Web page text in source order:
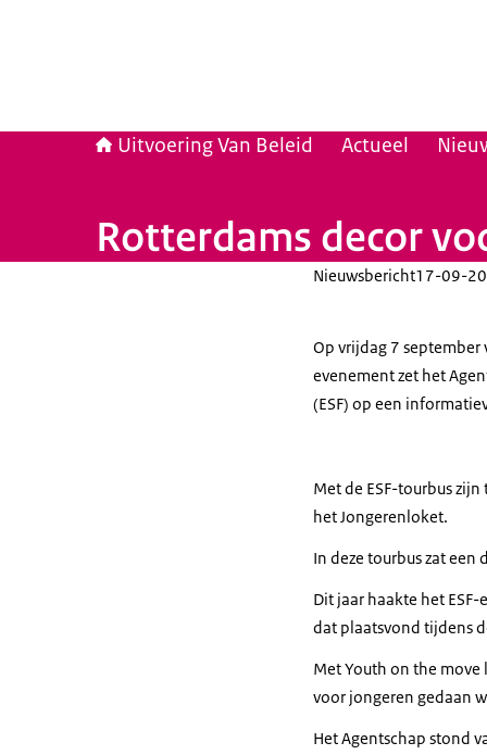
Uitvoering Van Beleid Actueel
Rotterdams decor
Nieuwsbericht17-09-
Op vrijdag 7 september
evenement zet het
(ESF) op een
Met de ESF-tourbus
het Jongerenloket.
In deze tourbus zat een
Dit jaar haakte het
dat plaatsvond tijdens
Met Youth on the move
voor jongeren gedaan
Het Agentschap stond